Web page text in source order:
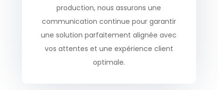
production, nous assurons une
communication continue pour garantir
une solution parfaitement alignée avec
vos attentes et une expérience client
optimale.